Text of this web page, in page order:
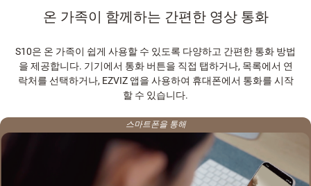
온 가족이 함께하는 간편한 영상 통화
S10은 온 가족이 쉽게 사용할 수 있도록 다양하고 간편한 통화 방법
을 제공합니다. 기기에서 통화 버튼을 직접 탭하거나, 목록에서 연
락처를 선택하거나, EZVIZ 앱을 사용하여 휴대폰에서 통화를 시작
할 수 있습니다.
스마트폰을 통해